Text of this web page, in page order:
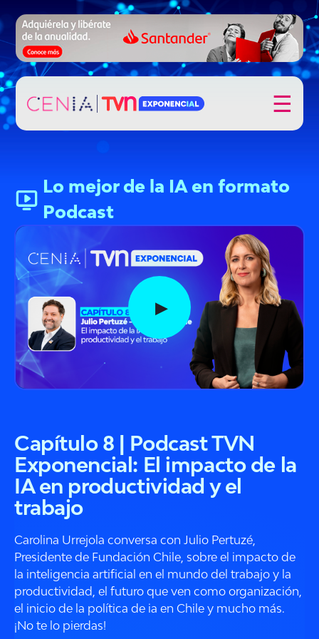
☰
Lo mejor de la IA en formato
Podcast
Capítulo 8 | Podcast TVN
Exponencial: El impacto de la
IA en productividad y el
trabajo
Carolina Urrejola conversa con Julio Pertuzé,
Presidente de Fundación Chile, sobre el impacto de
la inteligencia artificial en el mundo del trabajo y la
productividad, el futuro que ven como organización,
el inicio de la política de ia en Chile y mucho más.
¡No te lo pierdas!